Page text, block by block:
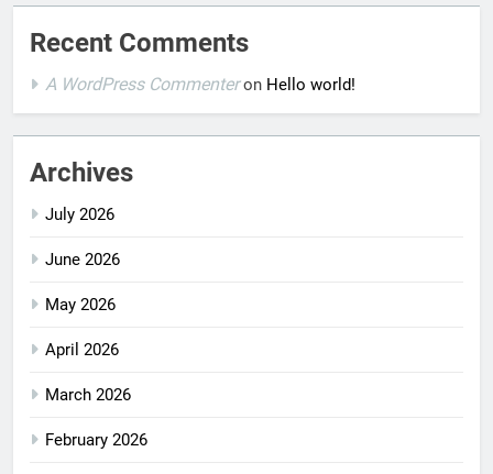
Recent Comments
A WordPress Commenteron Hello world!
Archives
July 2026
June 2026
May 2026
April 2026
March 2026
February 2026